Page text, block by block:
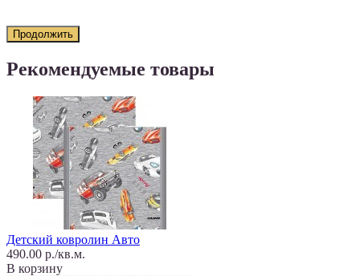
Продолжить
Рекомендуемые товары
Детский ковролин Авто
490.00 р./кв.м.
В корзину